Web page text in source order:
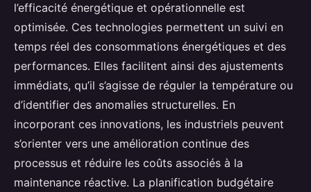
l’efficacité énergétique et opérationnelle est
optimisée. Ces technologies permettent un suivi en
temps réel des consommations énergétiques et des
performances. Elles facilitent ainsi des ajustements
immédiats, qu’il s’agisse de réguler la température ou
d’identifier des anomalies structurelles. En
incorporant ces innovations, les industriels peuvent
s’orienter vers une amélioration continue des
processus et réduire les coûts associés à la
maintenance réactive. La planification budgétaire